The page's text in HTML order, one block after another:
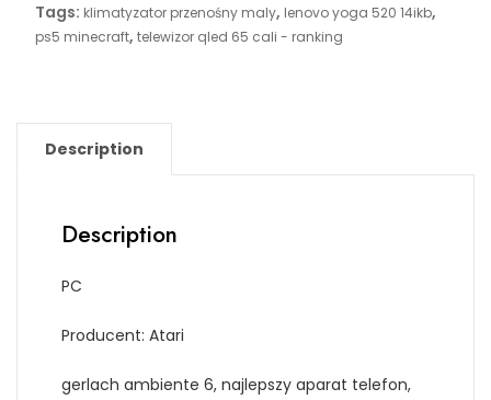
Tags: klimatyzator przenośny maly, lenovo yoga 520 14ikb,
ps5 minecraft, telewizor qled 65 cali - ranking
Description
Description
PC
Producent: Atari
gerlach ambiente 6, najlepszy aparat telefon,